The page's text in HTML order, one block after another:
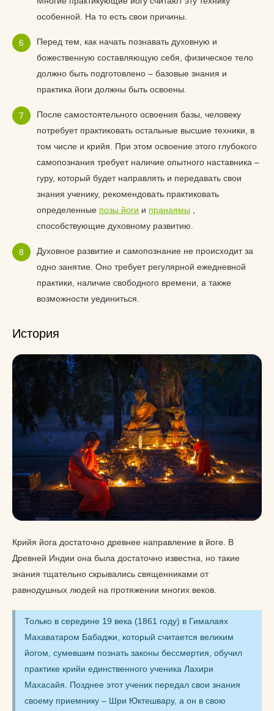
особенной. На то есть свои причины.
Перед тем, как начать познавать духовную и
божественную составляющую себя, физическое тело
должно быть подготовлено – базовые знания и
практика йоги должны быть освоены.
После самостоятельного освоения базы, человеку
потребует практиковать остальные высшие техники, в
том числе и крийя. При этом освоение этого глубокого
самопознания требует наличие опытного наставника –
гуру, который будет направлять и передавать свои
знания ученику, рекомендовать практиковать
определенные позы йоги и пранаямы
способствующие духовному развитию.
Духовное развитие и самопознание не происходит за
одно занятие. Оно требует регулярной ежедневной
практики, наличие свободного времени, а также
возможности уединиться.
История
Крийя йога достаточно древнее направление в йоге. В
Древней Индии она была достаточно известна, но такие
знания тщательно скрывались священниками от
равнодушных людей на протяжении многих веков.
Только в середине 19 века (1861 году) в Гималаях
Махаватаром Бабаджи, который считается великим
йогом, сумевшим познать законы бессмертия, обучил
практике крийи единственного ученика Лахири
Махасайя. Позднее этот ученик передал свои знания
своему приемнику – Шри Юктешвару, а он в свою